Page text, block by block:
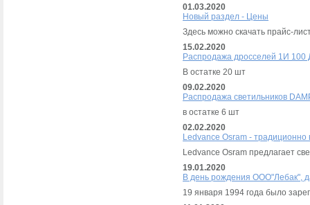
01.03.2020
Новый раздел - Цены
Здесь можно скачать прайс-
15.02.2020
Распродажа дросселей 1И
В остатке 20 шт
09.02.2020
Распродажа светильников
в остатке 6 шт
02.02.2020
Ledvance Osram - традиционно
Ledvance Osram предлагает
19.01.2020
В день рождения ООО"Лебак",
19 января 1994 года было